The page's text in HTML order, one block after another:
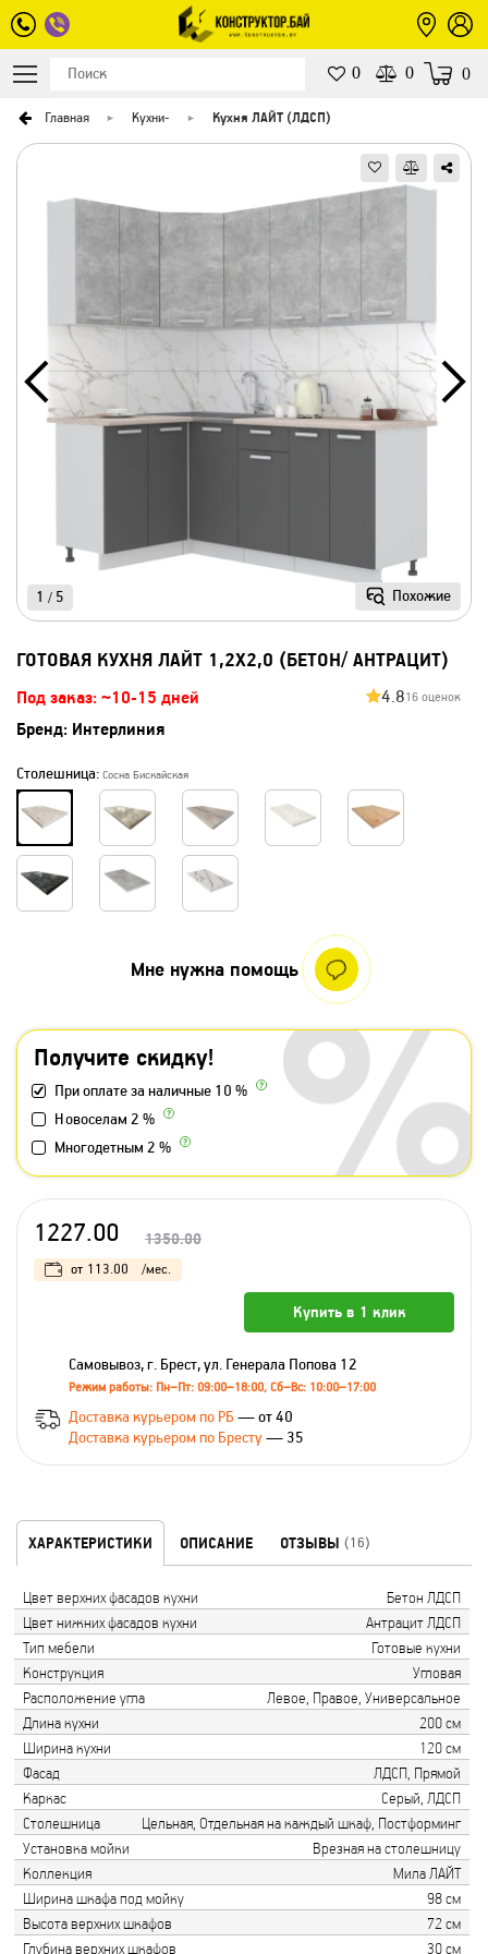
0 0 0
Главная Кухни- Кухня ЛАЙТ (ЛДСП)
Похожие
1 / 5
ГОТОВАЯ КУХНЯ ЛАЙТ 1,2X2,0 (БЕТОН/ АНТРАЦИТ)
Под заказ: ~10-15 дней 4.816 оценок
Бренд: Интерлиния
Столешница: Сосна Бискайская
Получите скидку!
При оплате за наличные 10 %
Новоселам 2 %
Многодетным 2 %
Мне нужна помощь
1227.00 1350.00
от 113.00 /мес.
Купить в 1 клик
Самовывоз, г. Брест, ул. Генерала Попова 12
Режим работы: Пн–Пт: 09:00–18:00, Сб–Вс: 10:00–17:00
Доставка курьером по РБ — от 40
Доставка курьером по Бресту— 35
ХАРАКТЕРИСТИКИ ОПИСАНИЕ ОТЗЫВЫ (16)
Цвет верхних фасадов кухни
Бетон ЛДСП
Цвет нижних фасадов кухни
Антрацит ЛДСП
Тип мебели
Готовые кухни
Конструкция
Угловая
Расположение угла
Левое, Правое, Универсальное
Длина кухни
200 см
Ширина кухни
120 см
Фасад
ЛДСП, Прямой
Каркас
Серый, ЛДСП
Столешница
Цельная, Отдельная на каждый шкаф, Постформинг
Установка мойки
Врезная на столешницу
Коллекция
Мила ЛАЙТ
Ширина шкафа под мойку
98 см
Высота верхних шкафов
72 см
Глубина верхних шкафов
30 см